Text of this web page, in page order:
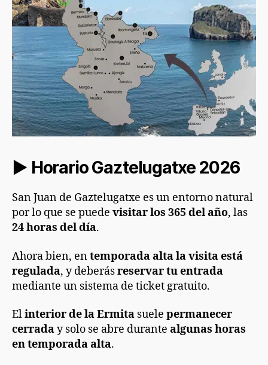
► Horario Gaztelugatxe 2026
San Juan de Gaztelugatxe es un entorno natural
por lo que se puede visitar los 365 del año, las
24 horas del día.
Ahora bien, entemporada alta la visita está
regulada, y deberásreservar tu entrada
mediante un sistema de ticket gratuito.
Elinterior de laErmita suele permanecer
cerraday solo se abre durante algunas horas
en temporada alta.